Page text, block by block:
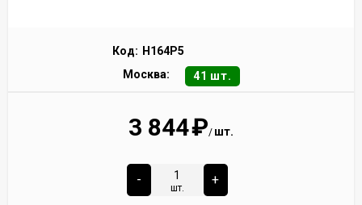
Код: H164P5
Москва:
41 шт.
3 844₽/ шт.
-
шт.
+